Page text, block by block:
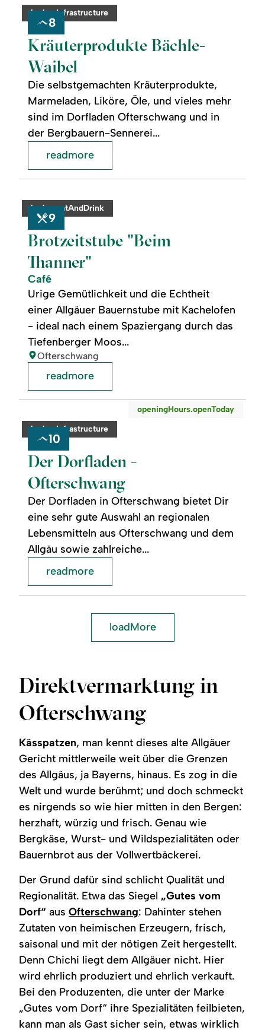
category:
badge.infrastructure
8
Kräuterprodukte Bächle-
Waibel
Die selbstgemachten Kräuterprodukte,
Marmeladen, Liköre, Öle, und vieles mehr
sind im Dorfladen Ofterschwang und in
der Bergbauern-Sennerei...
Bächle-
readmore
category:
badge.eatAndDrink
9
Brotzeitstube "Beim
Thanner"
Café
Urige Gemütlichkeit und die Echtheit
einer Allgäuer Bauernstube mit Kachelofen
- ideal nach einem Spaziergang durch das
Tiefenberger Moos...
location:
Ofterschwang
readmore:
"Beim
Thanner"
readmore
category:
badge.infrastructure
openingHours.openToday
10
Der Dorfladen -
Ofterschwang
Der Dorfladen in Ofterschwang bietet Dir
eine sehr gute Auswahl an regionalen
Lebensmitteln aus Ofterschwang und dem
Allgäu sowie zahlreiche...
readmore:
Dorfladen
Ofterschwang
readmore
loadMore
Direktvermarktung in
Ofterschwang
Kässpatzen, man kennt dieses alte Allgäuer
Gericht mittlerweile weit über die Grenzen
des Allgäus, ja Bayerns, hinaus. Es zog in die
Welt und wurde berühmt; und doch schmeckt
es nirgends so wie hier mitten in den Bergen:
herzhaft, würzig und frisch. Genau wie
Bergkäse, Wurst- und Wildspezialitäten oder
Bauernbrot aus der Vollwertbäckerei.
Der Grund dafür sind schlicht Qualität und
Regionalität. Etwa das Siegel „Gutes vom
Dorf“ ausOfterschwang: Dahinter stehen
Zutaten von heimischen Erzeugern, frisch,
saisonal und mit der nötigen Zeit hergestellt.
Denn Chichi liegt dem Allgäuer nicht. Hier
wird ehrlich produziert und ehrlich verkauft.
Bei den Produzenten, die unter der Marke
„Gutes vom Dorf“ ihre Spezialitäten feilbieten,
kann man als Gast sicher sein, etwas wirklich